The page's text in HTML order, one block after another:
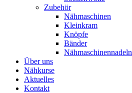
Zubehör
Nähmaschinen
Kleinkram
Knöpfe
Bänder
Nähmaschinennadeln
Über uns
Nähkurse
Aktuelles
Kontakt